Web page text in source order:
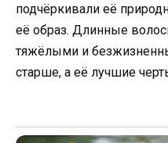
подчёркивали её
её образ. Длинные
тяжёлыми и
старше, а её лучшие